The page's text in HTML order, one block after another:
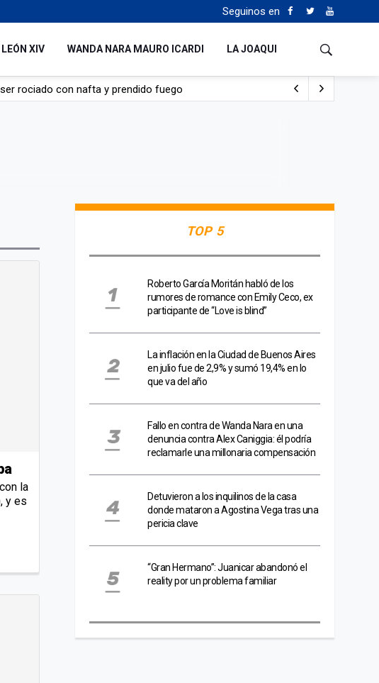
Seguinos en
LEÓN XIV WANDA NARA MAURO ICARDI LA JOAQUI
rociado con nafta y prendido fuego
la
y es
TOP 5
Roberto García Moritán habló de los
rumores de romance con Emily Ceco, ex
participante de “Love is blind”
La inflación en la Ciudad de Buenos Aires
en julio fue de 2,9% y sumó 19,4% en lo
que va del año
Fallo en contra de Wanda Nara en una
denuncia contra Alex Caniggia: él podría
reclamarle una millonaria compensación
Detuvieron a los inquilinos de la casa
donde mataron a Agostina Vega tras una
pericia clave
“Gran Hermano”: Juanicar abandonó el
reality por un problema familiar